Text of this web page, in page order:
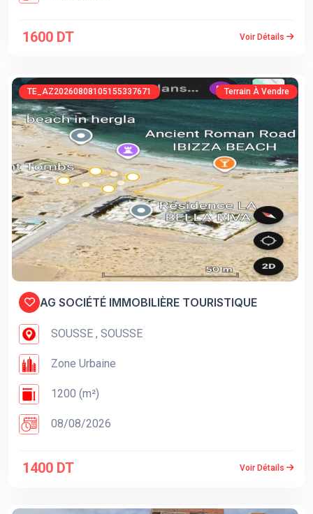
1600 DT Voir Détails
TE_AZ20260808105155337671 Terrain À Vendre
AG SOCIÉTÉ IMMOBILIÈRE TOURISTIQUE
SOUSSE , SOUSSE
Zone Urbaine
1200 (m²)
08/08/2026
1400 DT Voir Détails